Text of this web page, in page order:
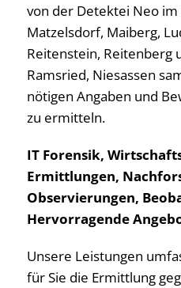
von der Detektei Neo im
Matzelsdorf, Maiberg,
Reitenstein, Reitenberg
Ramsried, Niesassen
nötigen Angaben und
zu ermitteln.
IT Forensik,
Ermittlungen,
Observierungen,
Hervorragende
Unsere Leistungen
für Sie die Ermittlung